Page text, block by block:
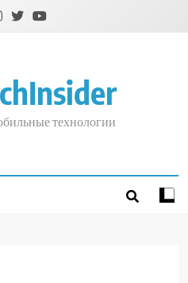
технологии